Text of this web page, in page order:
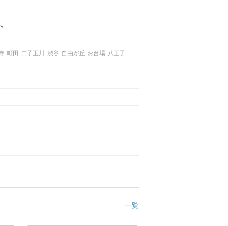
町田 二子玉川 渋谷 自由が丘 お台場 八王子
一覧